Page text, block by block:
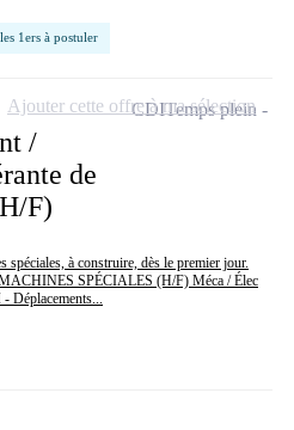
1ers à postuler
/
de
F)
spéciales, à construire, dès le premier jour.
SPÉCIALES (H/F) Méca / Élec
CDITemps plein
Ajouter cette offre à ma sélection